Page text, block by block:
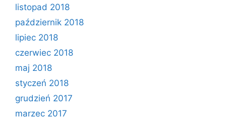
listopad 2018
październik 2018
lipiec 2018
czerwiec 2018
maj 2018
styczeń 2018
grudzień 2017
marzec 2017